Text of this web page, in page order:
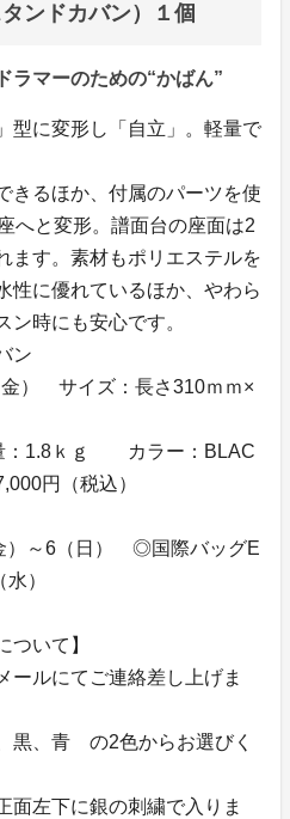
ンドカバン）１個
ラマーのための“かばん”
型に変形し「自立」。軽量で
きるほか、付属のパーツを使
へと変形。譜面台の座面は2
ます。素材もポリエステルを
性に優れているほか、やわら
ン時にも安心です。
ン
） サイズ：長さ310ｍｍ×
1.8ｋｇ カラー：BLAC
円（税込）
）～6（日） ◎国際バッグE
）
ついて】
ールにてご連絡差し上げま
黒、青 の2色からお選びく
左下に銀の刺繍で入りま